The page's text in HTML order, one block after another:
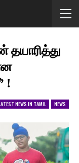
!
NEWS IN TAMIL NEWS